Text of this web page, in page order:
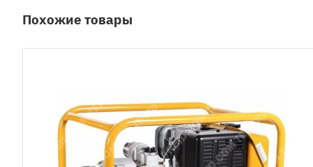
Похожие товары